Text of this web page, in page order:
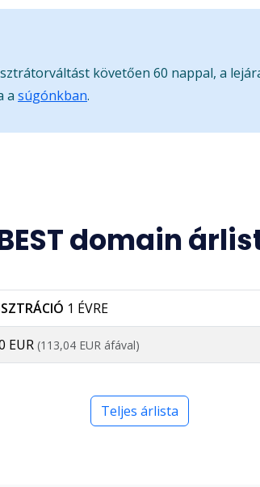
követően 60 nappal, a
a súgónkban.
domain
1 ÉVRE
EUR (113,04 EUR áfával)
Teljes árlista